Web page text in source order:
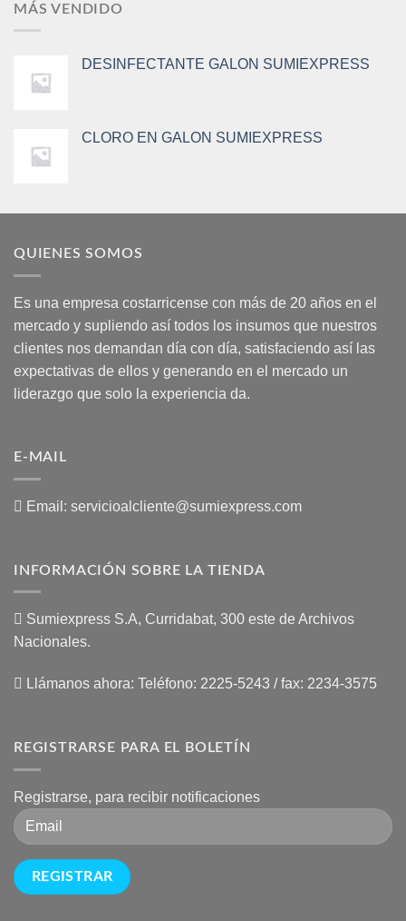
MÁS VENDIDO
DESINFECTANTE GALON SUMIEXPRESS
CLORO EN GALON SUMIEXPRESS
QUIENES SOMOS
Es una empresa costarricense con más de 20 años en el
mercado y supliendo así todos los insumos que nuestros
clientes nos demandan día con día, satisfaciendo así las
expectativas de ellos y generando en el mercado un
liderazgo que solo la experiencia da.
E-MAIL
Email: servicioalcliente@sumiexpress.com
INFORMACIÓN SOBRE LA TIENDA
Sumiexpress S.A, Curridabat, 300 este de Archivos
Nacionales.
Llámanos ahora: Teléfono: 2225-5243 / fax: 2234-3575
REGISTRARSE PARA EL BOLETÍN
Registrarse, para recibir notificaciones